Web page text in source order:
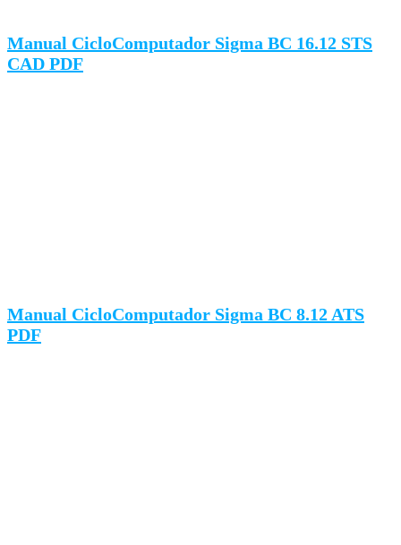
Manual CicloComputador Sigma BC 16.12 STS
CAD PDF
Manual CicloComputador Sigma BC 8.12 ATS
PDF